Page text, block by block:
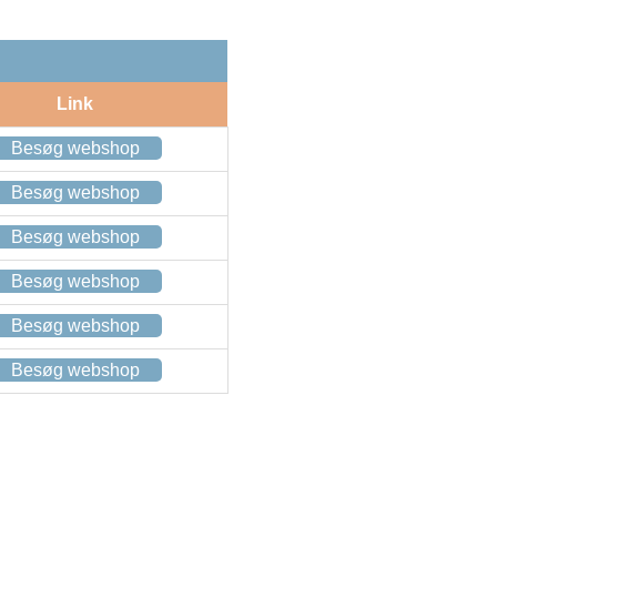
Link
Besøg webshop
Besøg webshop
Besøg webshop
Besøg webshop
Besøg webshop
Besøg webshop